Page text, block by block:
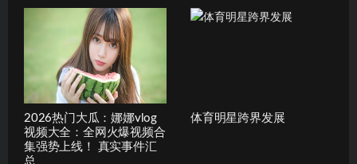
2026热门大瓜：娜娜vlog
视频大全：全网火爆视频合
集强势上线！ 真实事件汇
总
体育明星跨界发展